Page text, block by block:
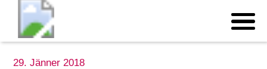
29. Jänner 2018